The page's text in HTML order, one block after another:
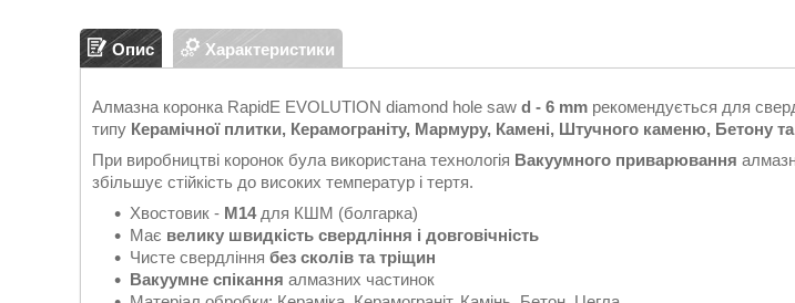
Опис Характеристики
Алмазна коронка RapidE EVOLUTION diamond hole saw d - 6 mm рекомендується для
типу Керамічної плитки, Керамограніту, Мармуру, Камені, Штучного каменю, Бетону
При виробництві коронок була використана технологія Вакуумного приварювання
збільшує стійкість до високих температур і тертя.
Хвостовик - М14для КШМ (болгарка)
Має велику швидкість свердління і довговічність
Чисте свердління без сколів та тріщин
Вакуумне спікання алмазних частинок